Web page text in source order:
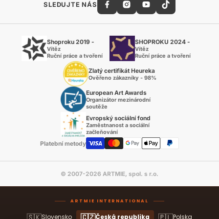
SLEDUJTE NÁS
Shoproku 2019 -
Vítěz
Ruční práce a tvoření
SHOPROKU 2024 -
Vítěz
Ruční práce a tvoření
Zlatý certifikát Heureka
Ověřeno zákazníky - 98%
European Art Awards
Organizátor mezinárodní
soutěže
Evropský sociální fond
Zaměstnanost a sociální
začleňování
Platební metody
© 2007-2026 ARTMIE, spol. s r.o.
ARTMIE INTERNATIONAL
Slovensko Česká republika Polska